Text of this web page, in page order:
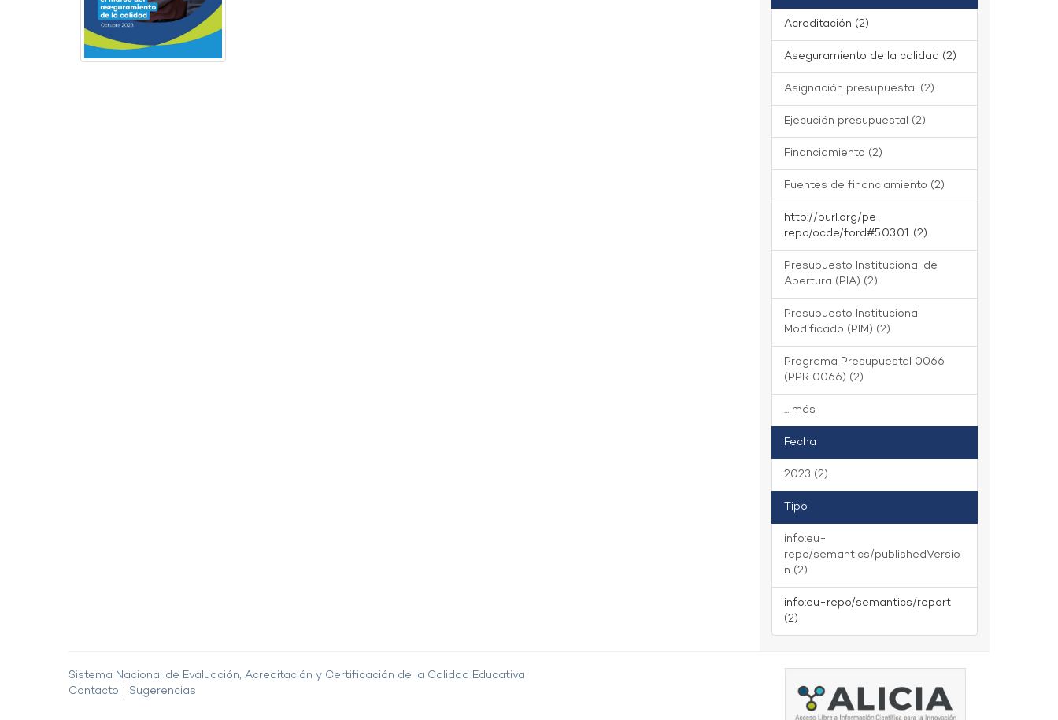
Acreditación (2)
Aseguramiento de la calidad (2)
Asignación presupuestal (2)
Ejecución presupuestal (2)
Financiamiento (2)
Fuentes de financiamiento (2)
http://purl.org/pe-
repo/ocde/ford#5.03.01 (2)
Presupuesto Institucional de
Apertura (PIA) (2)
Presupuesto Institucional
Modificado (PIM) (2)
Programa Presupuestal 0066
(PPR 0066) (2)
... más
Fecha
2023 (2)
Tipo
info:eu-
repo/semantics/publishedVersio
n (2)
info:eu-repo/semantics/report
(2)
Sistema Nacional de Evaluación, Acreditación y Certificación de la Calidad Educativa
Contacto
Sugerencias